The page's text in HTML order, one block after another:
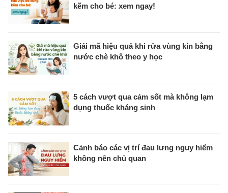
kẽm cho bé: xem ngay!
Giải mã hiệu quả khi rửa vùng kín bằng
nước chè khô theo y học
5 cách vượt qua cảm sốt mà không lạm
dụng thuốc kháng sinh
Cảnh báo các vị trí đau lưng nguy hiểm
không nên chủ quan